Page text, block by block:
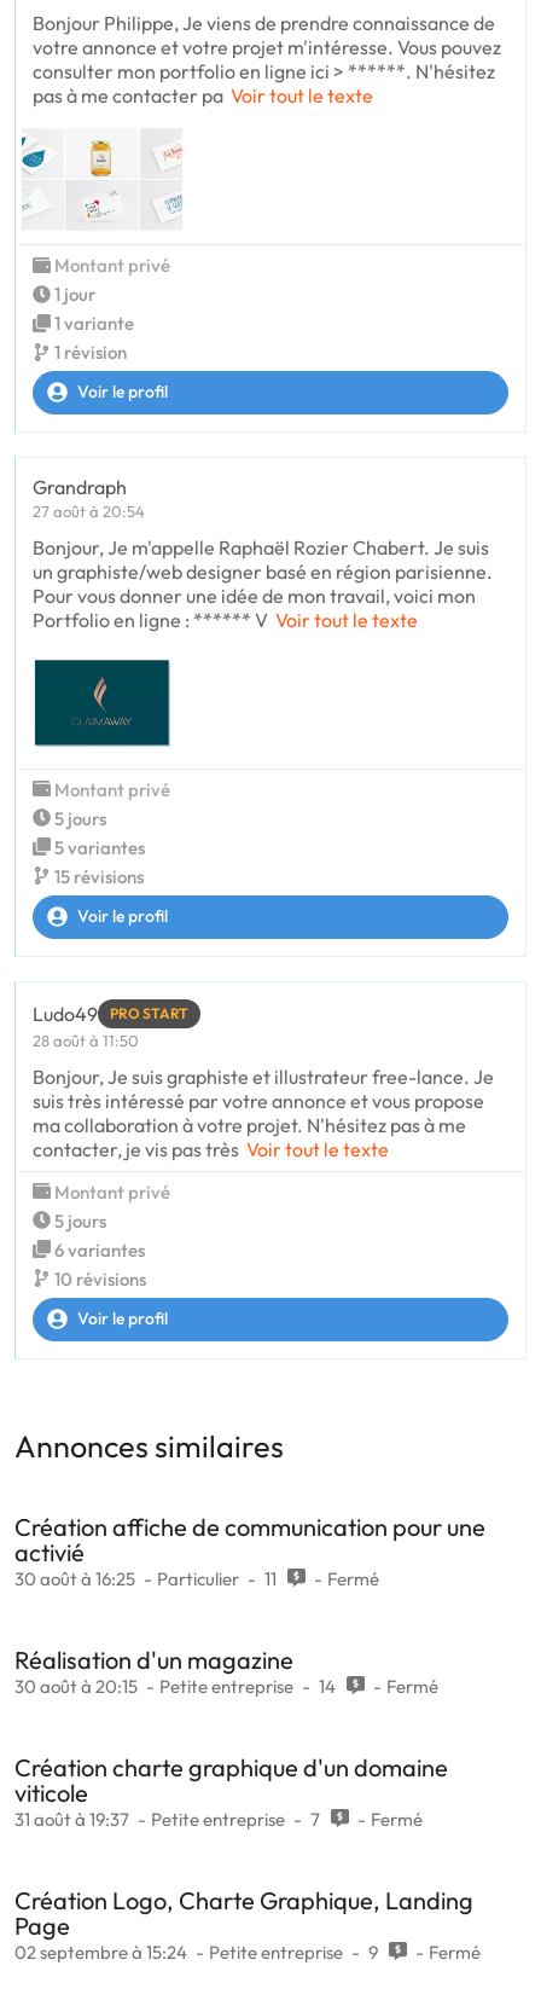
Bonjour Philippe, Je viens de prendre connaissance de
votre annonce et votre projet m'intéresse. Vous pouvez
consulter mon portfolio en ligne ici > ******. N'hésitez
pas à me contacter pa Voir tout le texte
Montant privé
1 jour
1 variante
1 révision
Voir le profil
Grandraph
27 août à 20:54
Bonjour, Je m'appelle Raphaël Rozier Chabert. Je suis
un graphiste/web designer basé en région parisienne.
Pour vous donner une idée de mon travail, voici mon
Portfolio en ligne : ****** V Voir tout le texte
Montant privé
5 jours
5 variantes
15 révisions
Voir le profil
Ludo49 PRO START
28 août à 11:50
Bonjour, Je suis graphiste et illustrateur free-lance. Je
suis très intéressé par votre annonce et vous propose
ma collaboration à votre projet. N'hésitez pas à me
contacter, je vis pas très Voir tout le texte
Montant privé
5 jours
6 variantes
10 révisions
Voir le profil
Annonces similaires
Création affiche de communication pour une
activié
30 août à 16:25 Particulier 11 Fermé
Réalisation d'un magazine
30 août à 20:15 Petite entreprise 14 Fermé
Création charte graphique d'un domaine
viticole
31 août à 19:37 Petite entreprise 7 Fermé
Création Logo, Charte Graphique, Landing
Page
02 septembre à 15:24 Petite entreprise 9 Fermé